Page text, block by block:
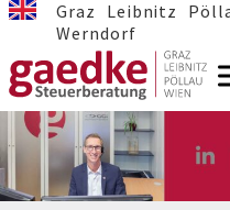
Graz Leibnitz
Werndorf